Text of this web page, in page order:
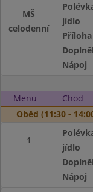
MŠ
celodenní
jídlo
Příloha
Nápoj
Menu Chod
Oběd (11:30 -
1
jídlo
Nápoj